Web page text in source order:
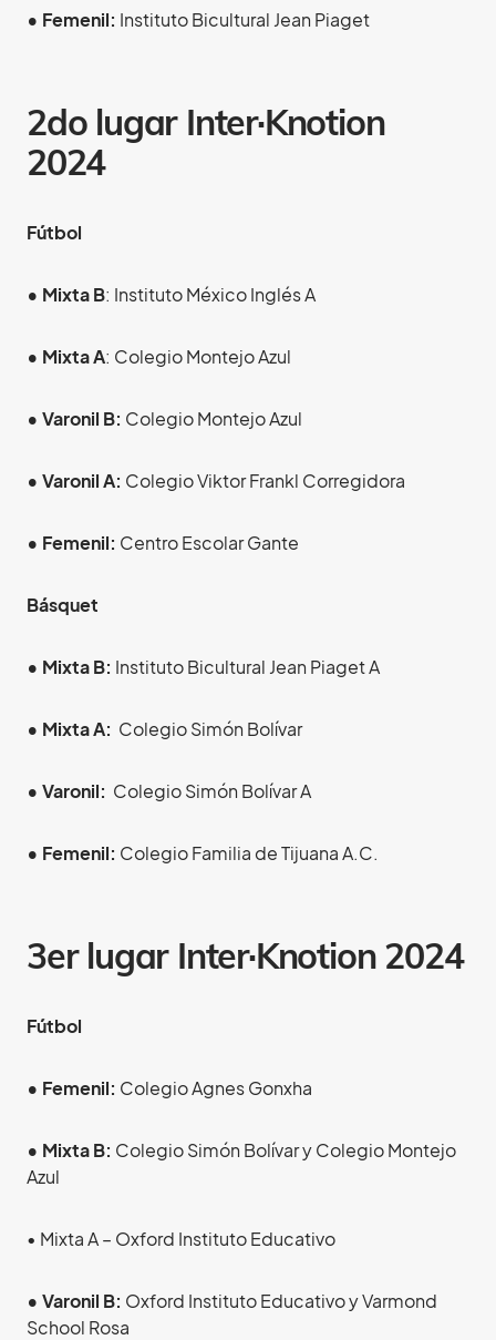
• Femenil: Instituto Bicultural Jean Piaget
2do lugarInter·Knotion
2024
Fútbol
• Mixta B: Instituto México Inglés A
• Mixta A: Colegio Montejo Azul
• Varonil B: Colegio Montejo Azul
• Varonil A: Colegio Viktor Frankl Corregidora
• Femenil: Centro Escolar Gante
Básquet
• Mixta B: Instituto Bicultural Jean Piaget A
• Mixta A: Colegio Simón Bolívar
• Varonil: Colegio Simón Bolívar A
• Femenil: Colegio Familia de Tijuana A.C.
3er lugarInter·Knotion 2024
Fútbol
• Femenil: Colegio Agnes Gonxha
• Mixta B: Colegio Simón Bolívar y Colegio Montejo
Azul
• Mixta A – Oxford Instituto Educativo
• Varonil B: Oxford Instituto Educativo y Varmond
School Rosa